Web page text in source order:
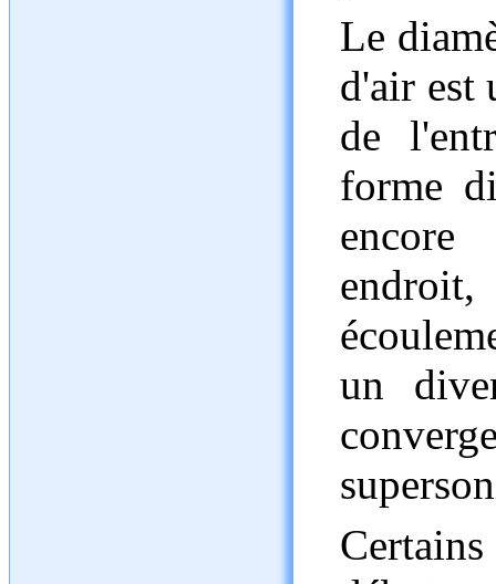
Le
d'air est
de
forme
endroit,
un